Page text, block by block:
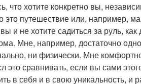
что хотите конкретно вы,
это путешествие или, например,
и не хотите садиться за руль,
Мне, например, достаточно
ни физически. Мне
это сравнивать, если вы сами
в себя и в свою уникальность, и